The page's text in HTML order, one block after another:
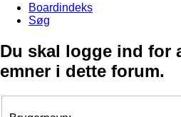
Boardindeks
Søg
Du skal logge ind for
emner i dette forum.